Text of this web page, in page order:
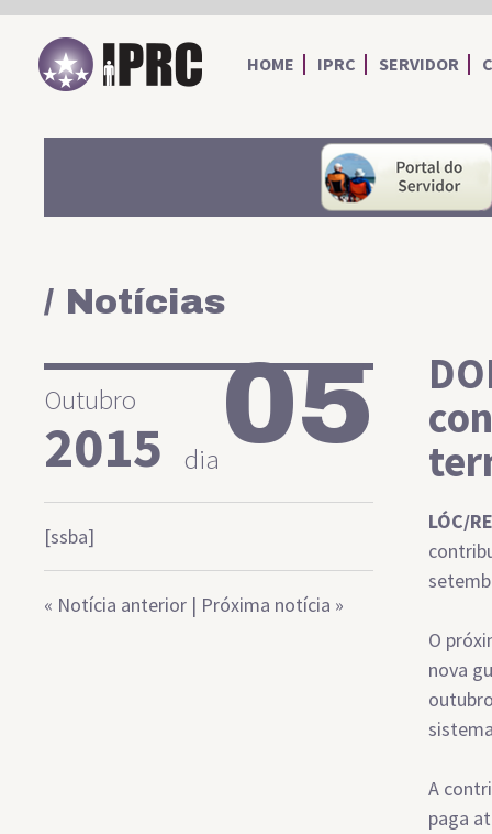
IPRC
HOME IPRC SERVIDOR
/ Notícias
Outubro
2015 dia05
[ssba]
« Notícia anterior | Próxima notícia »
LÓC/
O
nova
A
paga